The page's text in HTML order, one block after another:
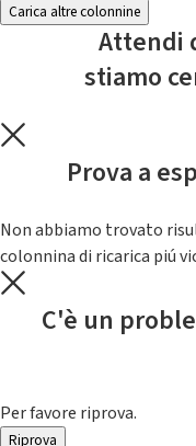
Carica altre colonnine
Attendi
stiamo
Prova a
Non abbiamo trovato
colonnina di ricarica piú
C'è un
Per favore riprova.
Riprova